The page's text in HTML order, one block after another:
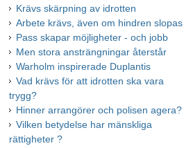
Krävs skärpning av idrotten
Arbete krävs, även om hindren slopas
Pass skapar möjligheter - och jobb
Men stora ansträngningar återstår
Warholm inspirerade Duplantis
Vad krävs för att idrotten ska vara
trygg?
Hinner arrangörer och polisen agera?
Vilken betydelse har mänskliga
rättigheter ?